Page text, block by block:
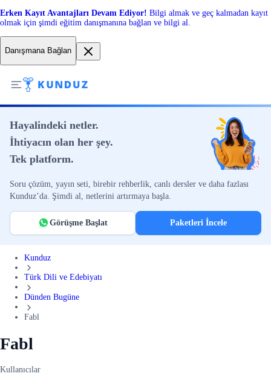
Erken Kayıt Avantajları Devam Ediyor! Bilgi almak ve geç kalmadan kayıt
olmak için şimdi eğitim danışmanına bağlan ve bilgi al.
Danışmana Bağlan
Hayalindeki netler.
İhtiyacın olan her şey.
Tek platform.
Soru çözüm, yayın seti, birebir rehberlik, canlı dersler ve daha fazlası
Kunduz’da. Şimdi al, netlerini artırmaya başla.
Görüşme Başlat Paketleri İncele
Kunduz
Türk Dili ve Edebiyatı
Dünden Bugüne
Fabl
Fabl
Kullanıcılar